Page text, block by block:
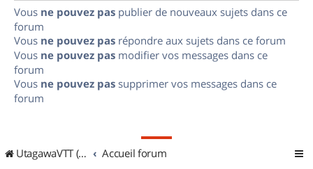
Vous ne pouvez pas publier de nouveaux sujets dans ce
forum
Vous ne pouvez pas répondre aux sujets dans ce forum
Vous ne pouvez pas modifier vos messages dans ce
forum
Vous ne pouvez pas supprimer vos messages dans ce
forum
UtagawaVTT (Randos VTT et VTTAE avec traces GPS) Accueil forum